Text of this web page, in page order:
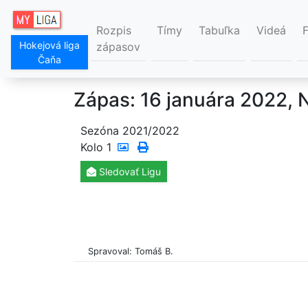
Hokejová liga
Čaňa
Rozpis
zápasov
Tímy Tabuľka Videá
Zápas: 16 januára 2022,
Sezóna 2021/2022
Kolo 1
Sledovať Ligu
Spravoval: Tomáš B.